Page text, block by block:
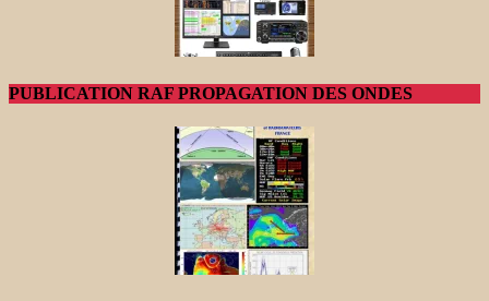
PUBLICATION RAF PROPAGATION DES ONDES